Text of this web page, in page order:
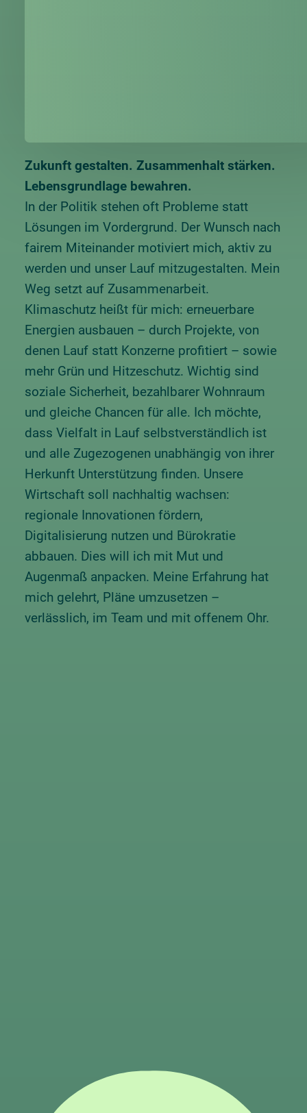
Zukunft gestalten. Zusammenhalt stärken.
Lebensgrundlage bewahren.
In der Politik stehen oft Probleme statt
Lösungen im Vordergrund. Der Wunsch nach
fairem Miteinander motiviert mich, aktiv zu
werden und unser Lauf mitzugestalten. Mein
Weg setzt auf Zusammenarbeit.
Klimaschutz heißt für mich: erneuerbare
Energien ausbauen – durch Projekte, von
denen Lauf statt Konzerne profitiert – sowie
mehr Grün und Hitzeschutz. Wichtig sind
soziale Sicherheit, bezahlbarer Wohnraum
und gleiche Chancen für alle. Ich möchte,
dass Vielfalt in Lauf selbstverständlich ist
und alle Zugezogenen unabhängig von ihrer
Herkunft Unterstützung finden. Unsere
Wirtschaft soll nachhaltig wachsen:
regionale Innovationen fördern,
Digitalisierung nutzen und Bürokratie
abbauen. Dies will ich mit Mut und
Augenmaß anpacken. Meine Erfahrung hat
mich gelehrt, Pläne umzusetzen –
verlässlich, im Team und mit offenem Ohr.